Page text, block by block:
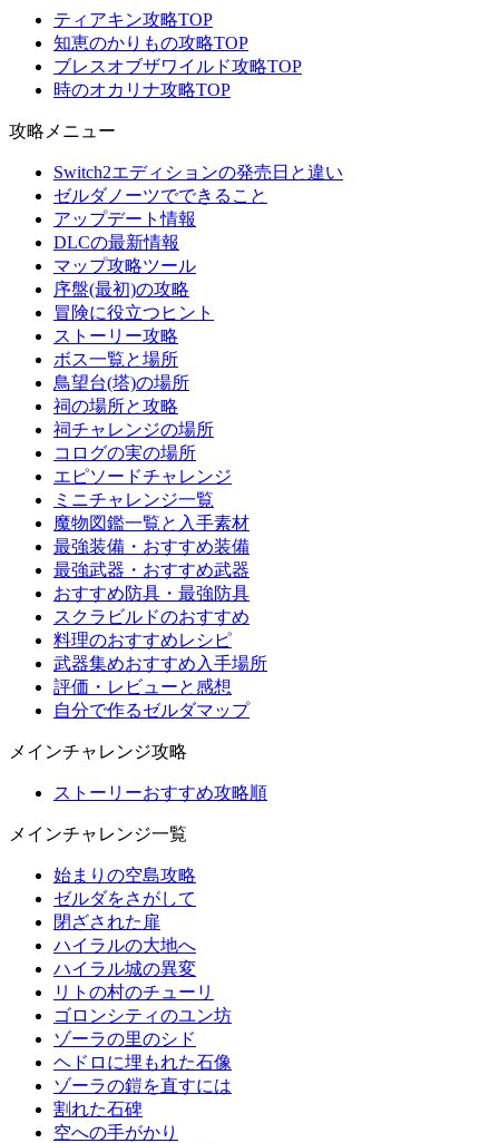
ティアキン攻略TOP
知恵のかりもの攻略TOP
ブレスオブザワイルド攻略TOP
時のオカリナ攻略TOP
攻略メニュー
Switch2エディションの発売日と違い
ゼルダノーツでできること
アップデート情報
DLCの最新情報
マップ攻略ツール
序盤(最初)の攻略
冒険に役立つヒント
ストーリー攻略
ボス一覧と場所
鳥望台(塔)の場所
祠の場所と攻略
祠チャレンジの場所
コログの実の場所
エピソードチャレンジ
ミニチャレンジ一覧
魔物図鑑一覧と入手素材
最強装備・おすすめ装備
最強武器・おすすめ武器
おすすめ防具・最強防具
スクラビルドのおすすめ
料理のおすすめレシピ
武器集めおすすめ入手場所
評価・レビューと感想
自分で作るゼルダマップ
メインチャレンジ攻略
ストーリーおすすめ攻略順
メインチャレンジ一覧
始まりの空島攻略
ゼルダをさがして
閉ざされた扉
ハイラルの大地へ
ハイラル城の異変
リトの村のチューリ
ゴロンシティのユン坊
ゾーラの里のシド
ヘドロに埋もれた石像
ゾーラの鎧を直すには
割れた石碑
空への手がかり